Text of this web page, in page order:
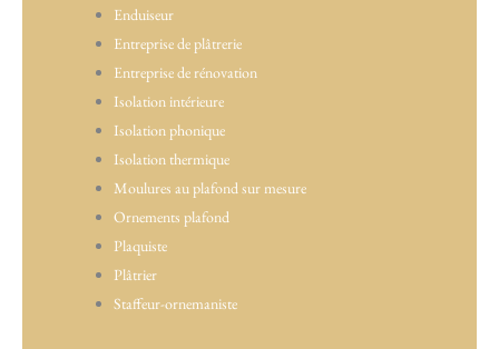
Enduiseur
Entreprise de plâtrerie
Entreprise de rénovation
Isolation intérieure
Isolation phonique
Isolation thermique
Moulures au plafond sur mesure
Ornements plafond
Plaquiste
Plâtrier
Staffeur-ornemaniste